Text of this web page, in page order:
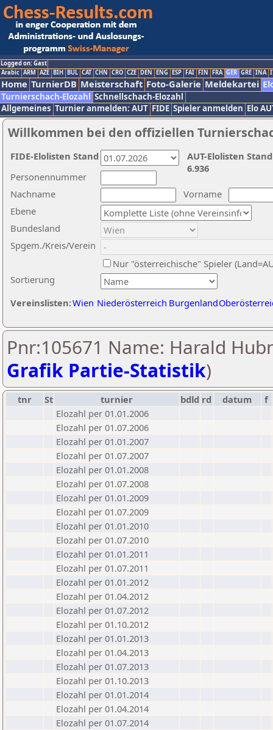
Logged on: Gast
Arabic ARM AZE BIH BUL CAT CHN CRO CZE DEN ENG ESP FAI FIN FRA GER GRE INA
Home TurnierDB Meisterschaft Foto-Galerie Meldekartei
Turnierschach-Elozahl Schnellschach-Elozahl
Allgemeines Turnier anmelden: AUT FIDE Spieler anmelden Elo
Willkommen bei den offiziellen
Nachname
Vorname
Ebene
Sortierung
Personennummer
Bundesland
Spgem./Kreis/Verein
Nur "österreichische" Spieler
Vereinslisten:Wien Niederösterreich Burgenland
AUT-Elolisten
6.936
FIDE-Elolisten Stand
Pnr:105671 Name: Harald
Grafik Partie-Statistik)
tnr St turnier bdld rd datum
f
Elozahl per 01.01.2006
Elozahl per 01.07.2006
Elozahl per 01.01.2007
Elozahl per 01.07.2007
Elozahl per 01.01.2008
Elozahl per 01.07.2008
Elozahl per 01.01.2009
Elozahl per 01.07.2009
Elozahl per 01.01.2010
Elozahl per 01.07.2010
Elozahl per 01.01.2011
Elozahl per 01.07.2011
Elozahl per 01.01.2012
Elozahl per 01.04.2012
Elozahl per 01.07.2012
Elozahl per 01.10.2012
Elozahl per 01.01.2013
Elozahl per 01.04.2013
Elozahl per 01.07.2013
Elozahl per 01.10.2013
Elozahl per 01.01.2014
Elozahl per 01.04.2014
Elozahl per 01.07.2014